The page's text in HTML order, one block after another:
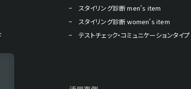
スタイリング診断 men's item
スタイリング診断 women's item
テストチェック・コミュニケーションタイプ